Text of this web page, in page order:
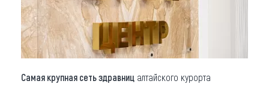
Другие рубрики
Самая крупная сеть здравниц алтайского курорта